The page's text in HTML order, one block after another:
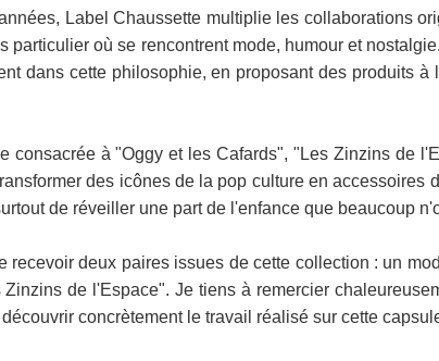
Label Chaussette multiplie les collaborations
particulier où se rencontrent mode, humour et
dans cette philosophie, en proposant des produits
consacrée à "Oggy et les Cafards", "Les Zinzins de
des icônes de la pop culture en accessoires
de réveiller une part de l'enfance que beaucoup
recevoir deux paires issues de cette collection : un
de l'Espace". Je tiens à remercier
concrètement le travail réalisé sur cette